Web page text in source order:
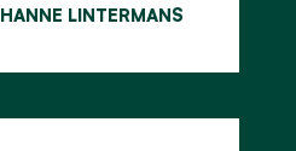
HANNE LINTERMANS